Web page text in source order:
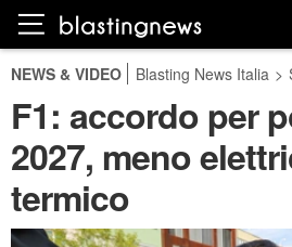
NEWS & VIDEO Blasting News Italia >
F1: accordo per
2027, meno
termico